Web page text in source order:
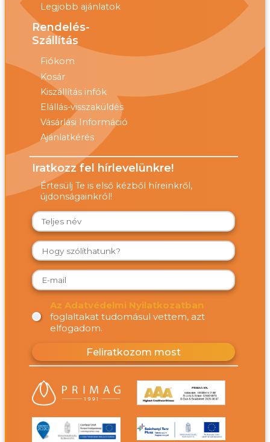
Legjobb ajánlatok
Rendelés-
Szállítás
Fiókom
Kosár
Kiszállítás infók
Elállás-visszaküldés
Vásárlási Információ
Ajánlatkérés
Iratkozz fel hírlevelünkre!
Értesülj Te is első kézből híreinkről,
újdonságainkról!
Az Adatvédelmi Nyilatkozatban
foglaltakat tudomásul vettem, azt
elfogadom.
Feliratkozom most